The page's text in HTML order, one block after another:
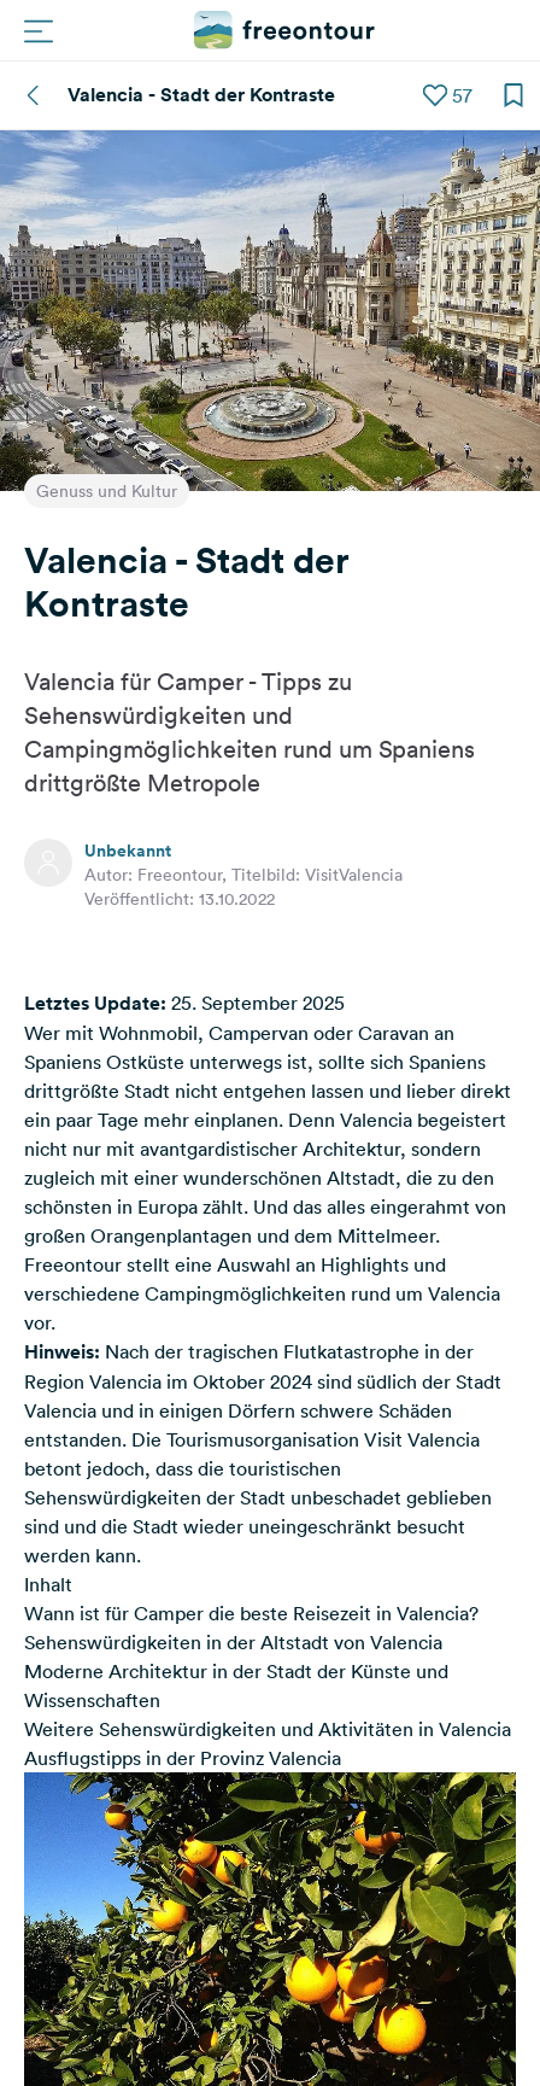
Plätze
Magazin
Partner
Registrieren
Einloggen
Newsletter
Feedback
Sprache:
Folge
auf
Social
Facebook
Instagram
Valencia - Stadt der Kontraste 57
Genuss und Kultur
Valencia - Stadt der
Kontraste
Valencia für Camper - Tipps zu
Sehenswürdigkeiten und
Campingmöglichkeiten rund um Spaniens
drittgrößte Metropole
Unbekannt
Autor: Freeontour, Titelbild: VisitValencia
Veröffentlicht: 13.10.2022
Letztes Update: 25. September 2025
Wer mit Wohnmobil, Campervan oder Caravan an
Spaniens Ostküste unterwegs ist, sollte sich Spaniens
drittgrößte Stadt nicht entgehen lassen und lieber direkt
ein paar Tage mehr einplanen. Denn Valencia begeistert
nicht nur mit avantgardistischer­ Architektur, sondern
zugleich mit einer wunderschönen Altstadt, die zu den
schönsten in Europa zählt. Und das alles eingerahmt von
großen Orangenplantagen und dem Mittelmeer.
Freeontour stellt eine Auswahl an Highlights und
verschiedene Campingmöglichkeiten rund um Valencia
vor.
Hinweis: Nach der tragischen Flutkatastrophe in der
Region Valencia im Oktober 2024 sind südlich der Stadt
Valencia und in einigen Dörfern schwere Schäden
entstanden. Die Tourismusorganisation Visit Valencia
betont jedoch, dass die touristischen
Sehenswürdigkeiten der Stadt unbeschadet geblieben
sind und die Stadt wieder uneingeschränkt besucht
werden kann.
Inhalt
Wann ist für Camper die beste Reisezeit in Valencia?
Sehenswürdigkeiten in der Altstadt von Valencia
Moderne Architektur in der Stadt der Künste und
Wissenschaften
Weitere Sehenswürdigkeiten und Aktivitäten in Valencia
Ausflugstipps in der Provinz Valencia